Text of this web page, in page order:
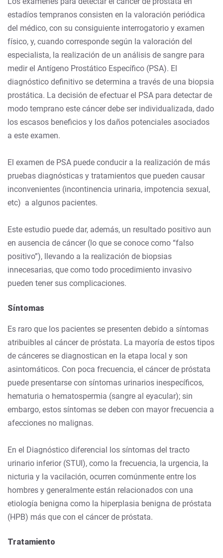
estadíos tempranos consisten en la valoración periódica
del médico, con su consiguiente interrogatorio y examen
físico, y, cuando corresponde según la valoración del
especialista, la realización de un análisis de sangre para
medir el Antígeno Prostático Específico (PSA). El
diagnóstico definitivo se determina a través de una biopsia
prostática. La decisión de efectuar el PSA para detectar de
modo temprano este cáncer debe ser individualizada, dado
los escasos beneficios y los daños potenciales asociados
a este examen.
El examen de PSA puede conducir a la realización de más
pruebas diagnósticas y tratamientos que pueden causar
inconvenientes (incontinencia urinaria, impotencia sexual,
etc) a algunos pacientes.
Este estudio puede dar, además, un resultado positivo aun
en ausencia de cáncer (lo que se conoce como “falso
positivo”), llevando a la realización de biopsias
innecesarias, que como todo procedimiento invasivo
pueden tener sus complicaciones.
Síntomas
Es raro que los pacientes se presenten debido a síntomas
atribuibles al cáncer de próstata. La mayoría de estos tipos
de cánceres se diagnostican en la etapa local y son
asintomáticos. Con poca frecuencia, el cáncer de próstata
puede presentarse con síntomas urinarios inespecíficos,
hematuria o hematospermia (sangre al eyacular); sin
embargo, estos síntomas se deben con mayor frecuencia a
afecciones no malignas.
En el Diagnóstico diferencial los síntomas del tracto
urinario inferior (STUI), como la frecuencia, la urgencia, la
nicturia y la vacilación, ocurren comúnmente entre los
hombres y generalmente están relacionados con una
etiología benigna como la hiperplasia benigna de próstata
(HPB) más que con el cáncer de próstata.
Tratamiento